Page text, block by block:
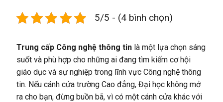
5/5 - (4 bình chọn)
Trung cấp Công nghệ thông tinlà một lựa chọn sáng
suốt và phù hợp cho những ai đang tìm kiếm cơ hội
giáo dục và sự nghiệp trong lĩnh vực Công nghệ thông
tin. Nếu cánh cửa trường Cao đẳng, Đại học không mở
ra cho bạn, đừng buồn bã, vì có một cánh cửa khác với